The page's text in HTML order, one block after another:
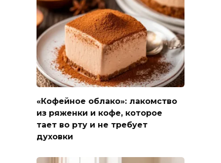
«Кофейное облако»: лакомство
из ряженки и кофе, которое
тает во рту и не требует
духовки